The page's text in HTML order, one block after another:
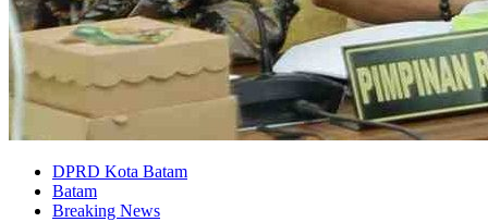
DPRD Kota Batam
Batam
Breaking News